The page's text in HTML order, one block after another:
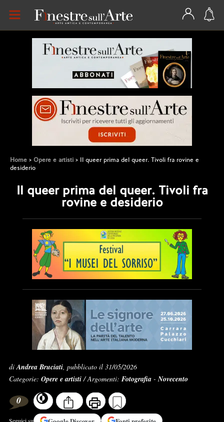
Home Opere e artisti
Il queer prima del queer. Tivoli fra rovine e
desiderio
Il queer prima del queer. Tivoli fra
rovine e desiderio
diAndrea Bruciati, pubblicato il 31/05/2026
Categorie: Opere e artisti/ Argomenti: Fotografia-Novecento
0